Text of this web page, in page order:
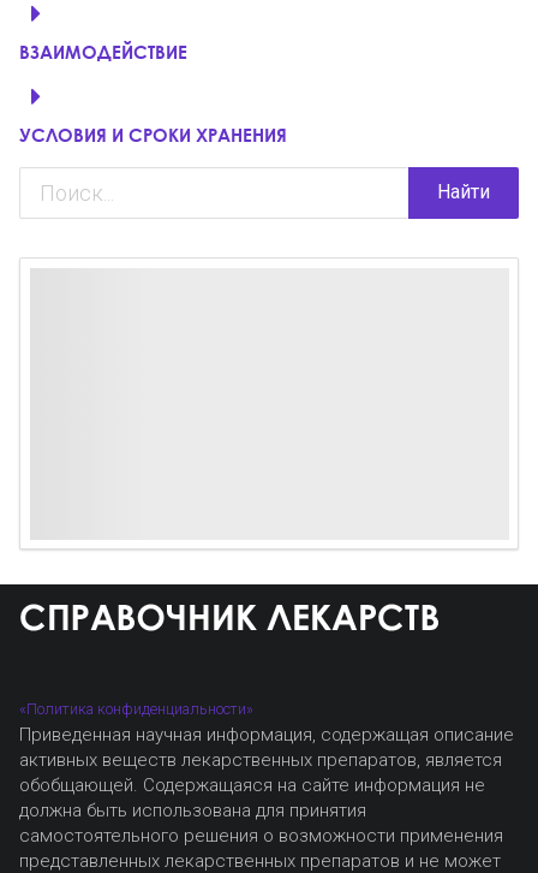
ВЗАИМОДЕЙСТВИЕ
УСЛОВИЯ И СРОКИ ХРАНЕНИЯ
Найти
«Политика конфиденциальности»
Приведенная научная информация, содержащая описание
активных веществ лекарственных препаратов, является
обобщающей. Содержащаяся на сайте информация не
должна быть использована для принятия
самостоятельного решения о возможности применения
представленных лекарственных препаратов и не может